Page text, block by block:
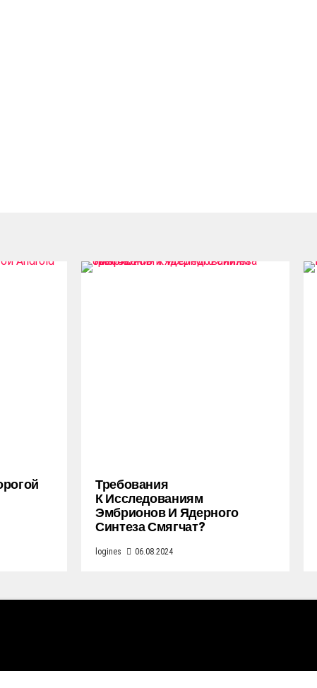
Требования
К Исследованиям
Эмбрионов И Ядерного
Синтеза Смягчат?
logines 06.08.2024